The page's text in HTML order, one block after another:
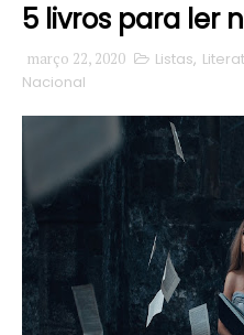
5 livros para ler
março 22, 2020 Listas,
Nacional